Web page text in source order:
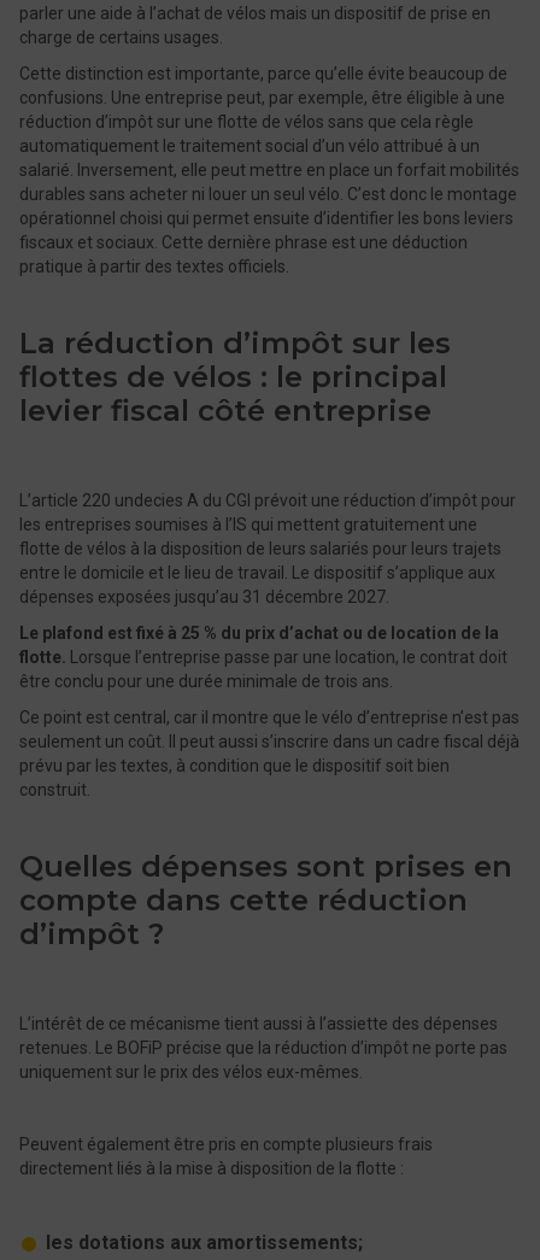
parler une aide à l’achat de vélos mais un dispositif de prise en
charge de certains usages.
Cette distinction est importante, parce qu’elle évite beaucoup de
confusions. Une entreprise peut, par exemple, être éligible à une
réduction d’impôt sur une flotte de vélos sans que cela règle
automatiquement le traitement social d’un vélo attribué à un
salarié. Inversement, elle peut mettre en place un forfait mobilités
durables sans acheter ni louer un seul vélo. C’est donc le montage
opérationnel choisi qui permet ensuite d’identifier les bons leviers
fiscaux et sociaux. Cette dernière phrase est une déduction
pratique à partir des textes officiels.
La réduction d’impôt sur les
flottes de vélos : le principal
levier fiscal côté entreprise
L’article 220 undecies A du CGI prévoit une réduction d’impôt pour
les entreprises soumises à l’IS qui mettent gratuitement une
flotte de vélos à la disposition de leurs salariés pour leurs trajets
entre le domicile et le lieu de travail. Le dispositif s’applique aux
dépenses exposées jusqu’au 31 décembre 2027.
Le plafond est fixé à 25 % du prix d’achat ou de location de la
flotte.
Lorsque l’entreprise passe par une location, le contrat doit
être conclu pour une durée minimale de trois ans.
Ce point est central, car il montre que le vélo d’entreprise n’est pas
seulement un coût. Il peut aussi s’inscrire dans un cadre fiscal déjà
prévu par les textes, à condition que le dispositif soit bien
construit.
Quelles dépenses sont prises en
compte dans cette réduction
d’impôt ?
L’intérêt de ce mécanisme tient aussi à l’assiette des dépenses
retenues. Le BOFiP précise que la réduction d’impôt ne porte pas
uniquement sur le prix des vélos eux-mêmes.
Peuvent également être pris en compte plusieurs frais
directement liés à la mise à disposition de la flotte :
les dotations aux amortissements;